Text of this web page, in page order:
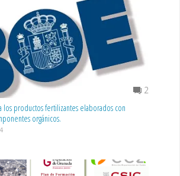
2
los productos fertilizantes elaborados con
orgánicos.